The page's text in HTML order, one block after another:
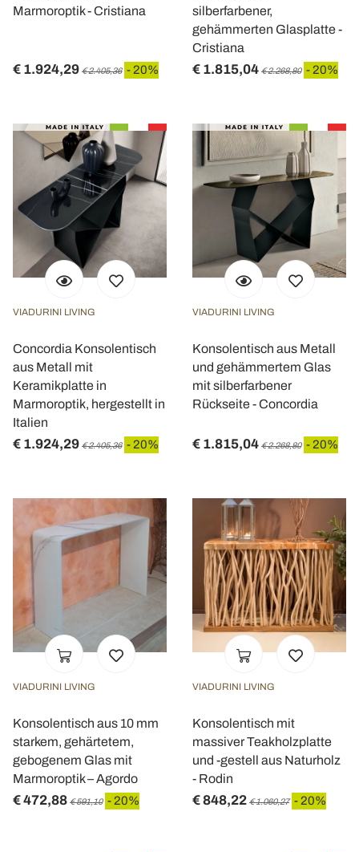
Marmoroptik - Cristiana
€ 1.924,29 € 2.405,36 - 20%
silberfarbener,
gehämmerten Glasplatte -
Cristiana
€ 1.815,04 € 2.268,80 - 20%
VIADURINI LIVING
Concordia Konsolentisch
aus Metall mit
Keramikplatte in
Marmoroptik, hergestellt in
Italien
€ 1.924,29 € 2.405,36 - 20%
VIADURINI LIVING
Konsolentisch aus Metall
und gehämmertem Glas
mit silberfarbener
Rückseite - Concordia
€ 1.815,04 € 2.268,80 - 20%
VIADURINI LIVING
Konsolentisch aus 10 mm
starkem, gehärtetem,
gebogenem Glas mit
Marmoroptik – Agordo
€ 472,88 € 591,10 - 20%
VIADURINI LIVING
Konsolentisch mit
massiver Teakholzplatte
und -gestell aus Naturholz
- Rodin
€ 848,22 € 1.060,27 - 20%